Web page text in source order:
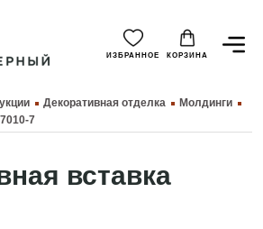
ИЗБРАННОЕ КОРЗИНА
Декоративная отделка
Молдинги
7
вставка